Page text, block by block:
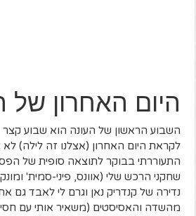
היום האחרון של
לקראת היום האחרון (אצלנו זה לילה) לא
התעוררתי בבוקר לתוצאה סופית של
שחקני הרכש שלי (אוונס, פיני-סמית'
נדירה של קנדריק נאן וגרם לי לאבד גם
מהשדה והאסיסטים (משאיר אותי עם